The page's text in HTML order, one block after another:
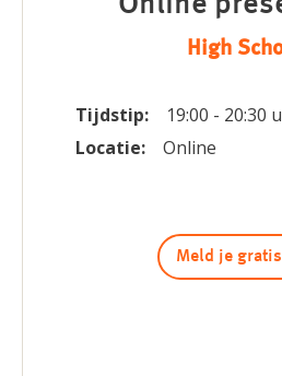
High
Tijdstip:
19:00 - 20:30
Locatie:
Online
Meld je